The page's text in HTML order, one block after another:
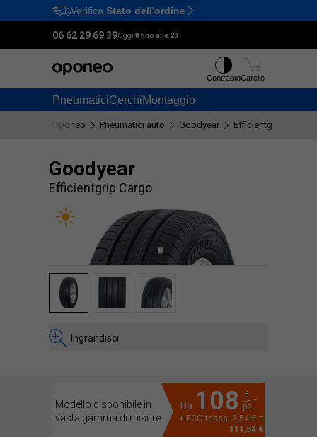
Ctrl M
Verifica Stato dell'ordine
06 62 29 69 39Oggi:8 fino alle 20
PneumaticiCerchiMontaggio
ContrastoCarello
Oponeo Pneumatici auto Goodyear Efficientgrip Cargo
Goodyear
Efficientgrip Cargo
Ingrandisci
Modello disponibile in
vasta gamma di misure
Da 108
€
pz.
+ ECO tassa: 3,54 € =
111,54 €